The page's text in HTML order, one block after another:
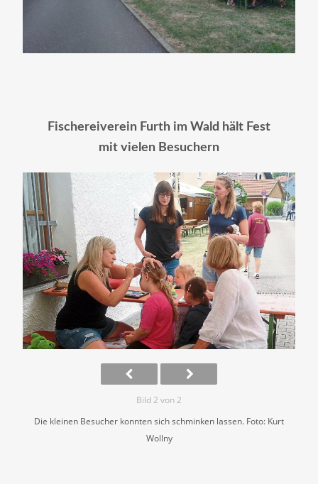
Fischereiverein Furth im Wald hält Fest
mit vielen Besuchern
Bild 2 von 2
Die kleinen Besucher konnten sich schminken lassen. Foto: Kurt
Wollny